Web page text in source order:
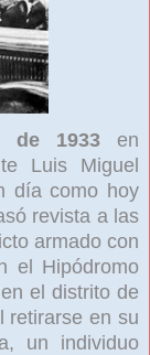
de 1933 en
Luis Miguel
día como hoy
revista a las
armado con
el Hipódromo
el distrito de
retirarse en su
un individuo